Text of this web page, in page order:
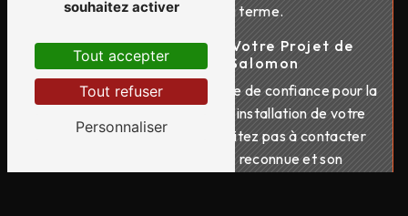
portail sur le long terme.
Contactez FPSM pour Votre Projet de
Portail à Pont-Salomon
Si vous recherchez un partenaire de confiance pour la
conception, la fabrication et l'installation de votre
portail à Pont-Salomon, n'hésitez pas à contacter
FPSM. Avec son expertise reconnue et son
souhaitez activer
Tout accepter
Tout refuser
Personnaliser